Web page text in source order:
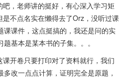
，老师讲的挺好，有心深入学习矩
不点名实在懒得去了Orz，没听过课
课课件，这点挺搞的，我还是问的实
基本是某本书的子集。。。
开卷只要打印对了资料就行，我们
改一点点计算，证明完全是原题，